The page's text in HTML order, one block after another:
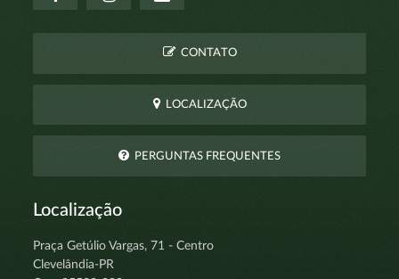
CONTATO
LOCALIZAÇÃO
PERGUNTAS FREQUENTES
Localização
Praça Getúlio Vargas, 71 - Centro
Clevelândia-PR